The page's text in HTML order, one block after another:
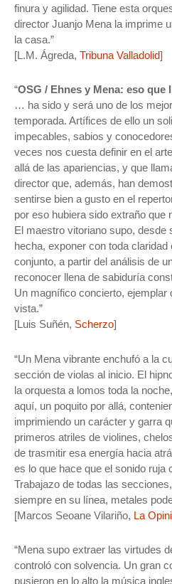
finura y agilidad. Tiene esta
director Juanjo Mena la imprime
la casa.”
[L.M. Ágreda, Tribuna Valladolid]
“OSG / Ehnes y Mena: eso que
… ha sido y será uno de los
temporada. Artífices de ello un
impecables, sabios y
veces nos cuesta definir en el
allá de las apariencias, y que
director que, además, han
sentirse bien a gusto en el
por eso hubiera sido extraño que
El maestro vitoriano supo,
hecha, exponer con toda
conjunto, a partir del análisis de
reconocer llena de sabiduría
Un magnífico concierto, ejemplar
vista.”
[Luis Suñén, Scherzo]
“Un Mena vibrante enchufó a la
sección de violas al inicio. El
la orquesta a lomos toda la
aquí, un poquito por allá,
imprimiendo un carácter y garra
primeros atriles de violines,
de trasmitir esa energía hacia
es lo que hace que el sonido ruja
Trabajazo de todas las
siempre en su línea, metales
[Marcos Seoane Vilariño, La
“Mena supo extraer las virtudes
controló con solvencia. Un gran
pusieron en lo alto la música